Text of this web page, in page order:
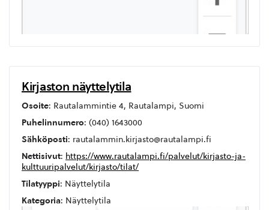
Kirjaston näyttelytila
Osoite: Rautalammintie 4, Rautalampi, Suomi
Puhelinnumero: (040) 1643000
Sähköposti: rautalammin.kirjasto@rautalampi.fi
Nettisivut: https://www.rautalampi.fi/palvelut/kirjasto-ja-
kulttuuripalvelut/kirjasto/tilat/
Tilatyyppi: Näyttelytila
Kategoria: Näyttelytila